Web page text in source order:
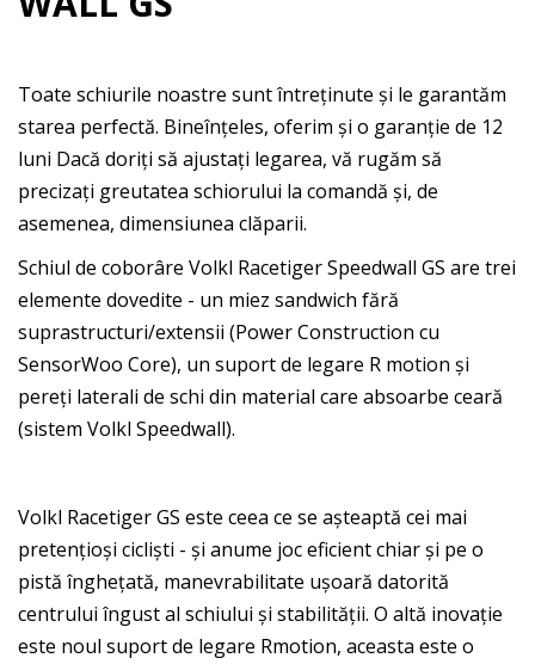
Toate schiurile noastre sunt întreținute și le garantăm
starea perfectă. Bineînțeles, oferim și o garanție de 12
luni Dacă doriți să ajustați legarea, vă rugăm să
precizați greutatea schiorului la comandă și, de
asemenea, dimensiunea clăparii.
Schiul de coborâre Volkl Racetiger Speedwall GS are trei
elemente dovedite - un miez sandwich fără
suprastructuri/extensii (Power Construction cu
SensorWoo Core), un suport de legare R motion și
pereți laterali de schi din material care absoarbe ceară
(sistem Volkl Speedwall).
Volkl Racetiger GS este ceea ce se așteaptă cei mai
pretențioși cicliști - și anume joc eficient chiar și pe o
pistă înghețată, manevrabilitate ușoară datorită
centrului îngust al schiului și stabilității. O altă inovație
este noul suport de legare Rmotion, aceasta este o